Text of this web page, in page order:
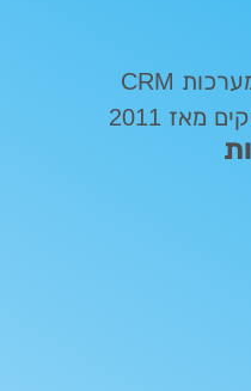
שיטה – פיתוח והטמעת מערכות CRM
2011